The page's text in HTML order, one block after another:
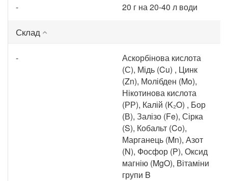
- 20 г на 20-40 л води
Склад
-
Аскорбінова кислота
(С), Мідь (Cu) , Цинк
(Zn), Молібден (Mo),
Нікотинова кислота
(РР), Калій (K₂O) , Бор
(В), Залізо (Fe), Сірка
(S), Кобальт (Co),
Марганець (Mn), Азот
(N), Фосфор (P), Оксид
магнію (MgO), Вітаміни
групи B